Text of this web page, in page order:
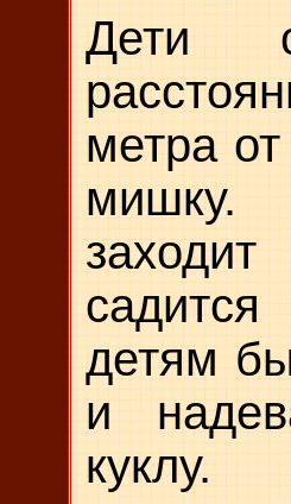
Дети
метра
мишку.
детям
и
куклу.